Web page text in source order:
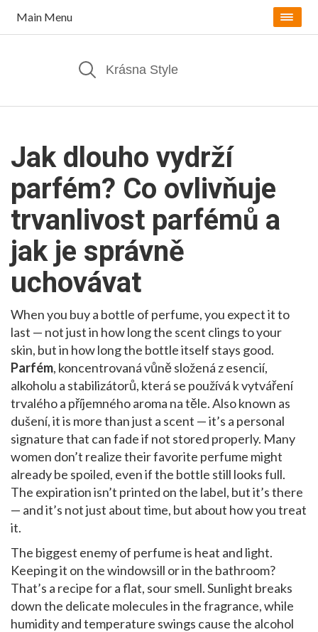
Main Menu
Jak dlouho vydrží
parfém? Co ovlivňuje
trvanlivost parfémů a
jak je správně
uchovávat
When you buy a bottle of perfume, you expect it to
last — not just in how long the scent clings to your
skin, but in how long the bottle itself stays good.
Parfém, koncentrovaná vůně složená z esencií,
alkoholu a stabilizátorů, která se používá k vytváření
trvalého a příjemného aroma na těle. Also known as
dušení, it is more than just a scent — it’s a personal
signature that can fade if not stored properly. Many
women don’t realize their favorite perfume might
already be spoiled, even if the bottle still looks full.
The expiration isn’t printed on the label, but it’s there
— and it’s not just about time, but about how you treat
it.
The biggest enemy of perfume is heat and light.
Keeping it on the windowsill or in the bathroom?
That’s a recipe for a flat, sour smell. Sunlight breaks
down the delicate molecules in the fragrance, while
humidity and temperature swings cause the alcohol